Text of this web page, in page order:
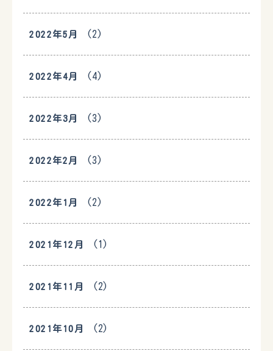
2022年5月 (2)
2022年4月 (4)
2022年3月 (3)
2022年2月 (3)
2022年1月 (2)
2021年12月 (1)
2021年11月 (2)
2021年10月 (2)